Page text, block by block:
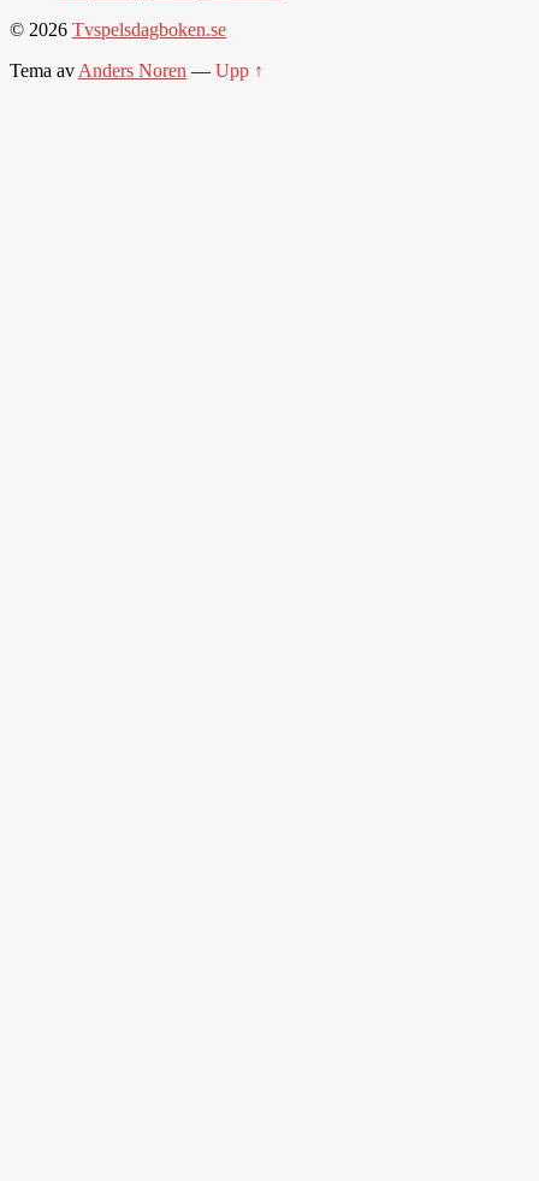
© 2026 Tvspelsdagboken.se
Tema av Anders Noren — Upp ↑